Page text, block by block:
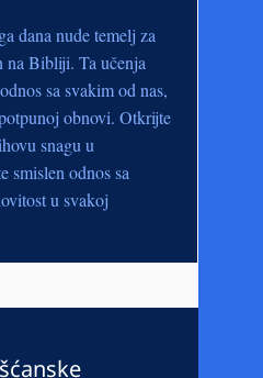
dana nude temelj za
na Bibliji. Ta učenja
sa svakim od nas,
obnovi. Otkrijte
snagu u
smislen odnos sa
u svakoj